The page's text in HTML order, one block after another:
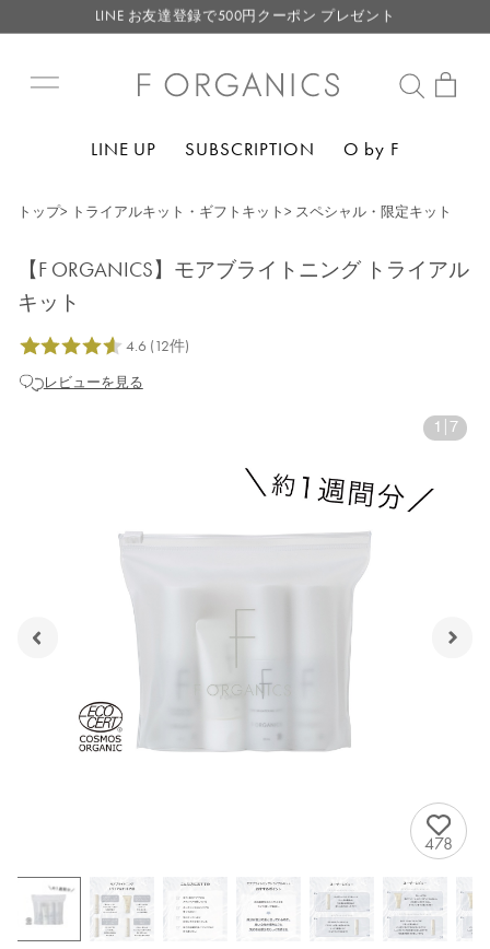
LINE お友達登録で500円クーポン プレゼント
【重要】お盆期間中のお問い合わせと商品配送に関しまして
LINE お友達登録で500円クーポン プレゼント
LINE UP SUBSCRIPTION O by F
トップ> トライアルキット・ギフトキット> スペシャル・限定キット
【F ORGANICS】モアブライトニング トライアル
キット
レビューを見る
1 7
478